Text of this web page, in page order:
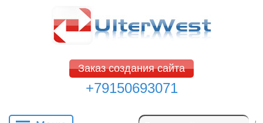
Заказ создания сайта
+79150693071